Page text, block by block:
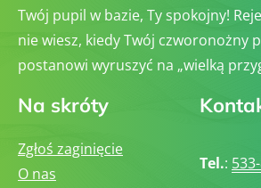
Twój pupil w bazie, Ty spokojny!
nie wiesz, kiedy Twój czworonożny
postanowi wyruszyć na „wielką
Na skróty
Zgłoś zaginięcie
O nas
Tel.: